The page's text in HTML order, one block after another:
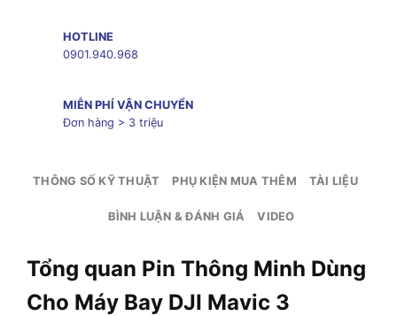
HOTLINE
0901.940.968
MIỄN PHÍ VẬN CHUYỂN
Đơn hàng > 3 triệu
THÔNG SỐ KỸ THUẬT PHỤ KIỆN MUA THÊM TÀI LIỆU
BÌNH LUẬN & ĐÁNH GIÁ VIDEO
Tổng quan Pin Thông Minh Dùng
Cho Máy Bay DJI Mavic 3